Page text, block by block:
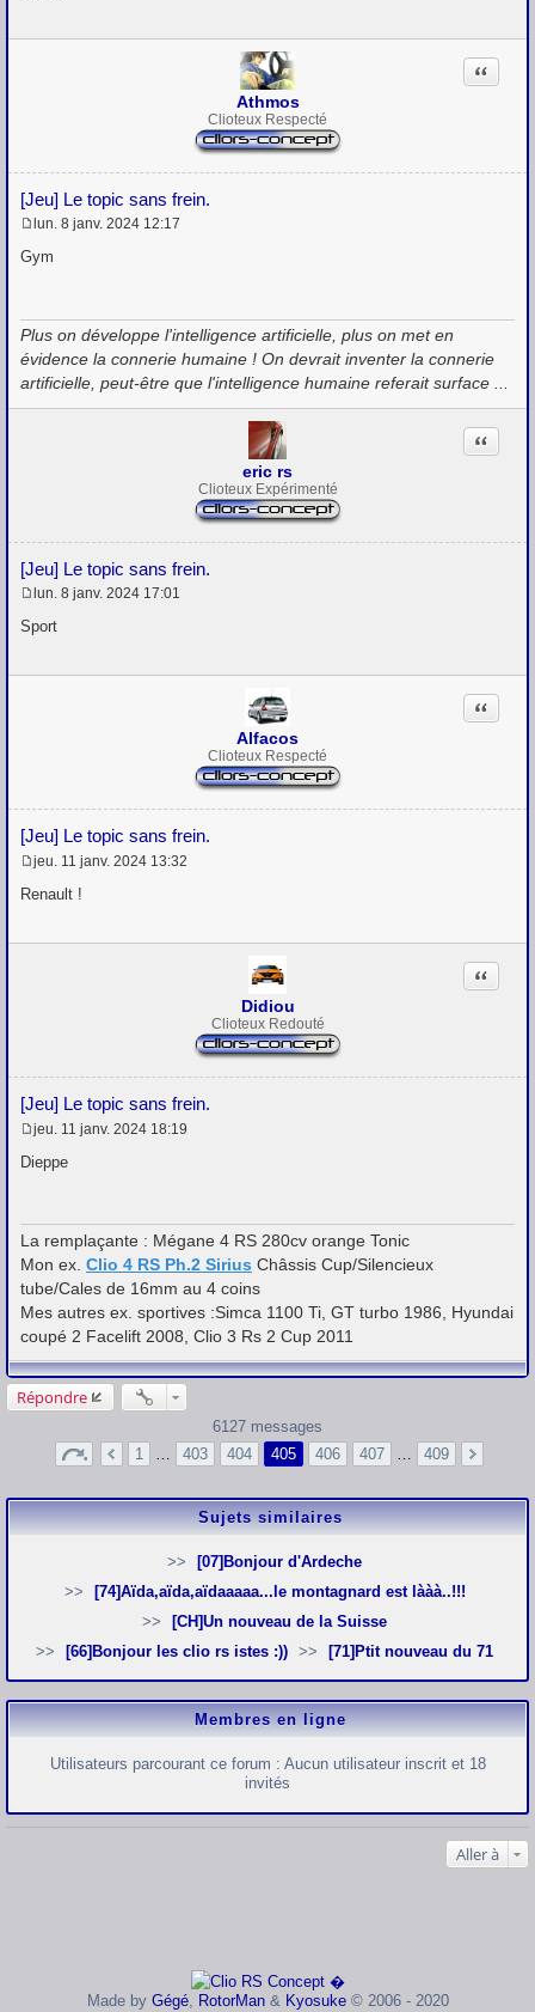
a
Athmos
Clioteux Respecté
[Jeu] Le topic sans frein.
Citation
e
s
g
e
lun. 8 janv. 2024 12:17
Gym
Plus on développe l'intelligence artificielle, plus on met en
évidence la connerie humaine ! On devrait inventer la connerie
artificielle, peut-être que l'intelligence humaine referait surface ...
eric rs
Clioteux Expérimenté
[Jeu] Le topic sans frein.
Citation
e
a
lun. 8 janv. 2024 17:01
Sport
Alfacos
Clioteux Respecté
[Jeu] Le topic sans frein.
Citation
M
e
a
jeu. 11 janv. 2024 13:32
Renault !
Didiou
Clioteux Redouté
[Jeu] Le topic sans frein.
Citation
M
e
g
e
jeu. 11 janv. 2024 18:19
Dieppe
La remplaçante : Mégane 4 RS 280cv orange Tonic
Mon ex. Clio 4 RS Ph.2 Sirius Châssis Cup/Silencieux
tube/Cales de 16mm au 4 coins
Mes autres ex. sportives :Simca 1100 Ti, GT turbo 1986, Hyundai
coupé 2 Facelift 2008, Clio 3 Rs 2 Cup 2011
Répondre
6127 messages
1
… 403 404 405 406 407 … 409
Sujets similaires
[07]Bonjour d'Ardeche
[74]Aïda,aïda,aïdaaaaa...le montagnard est lààà..!!!
[CH]Un nouveau de la Suisse
[66]Bonjour les clio rs istes :))
[71]Ptit nouveau du 71
Membres en ligne
Utilisateurs parcourant ce forum : Aucun utilisateur inscrit et 18
invités
Aller à
Made by Gégé, RotorMan& Kyosuke© 2006 - 2020